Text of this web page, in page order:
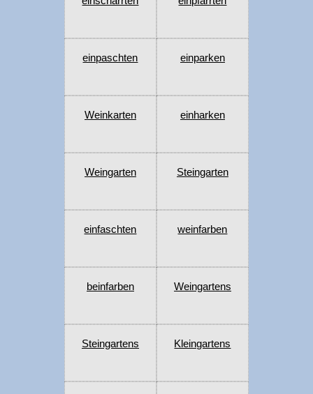
einpaschten einparken
Weinkarten einharken
Weingarten Steingarten
einfaschten weinfarben
beinfarben Weingartens
Steingartens Kleingartens